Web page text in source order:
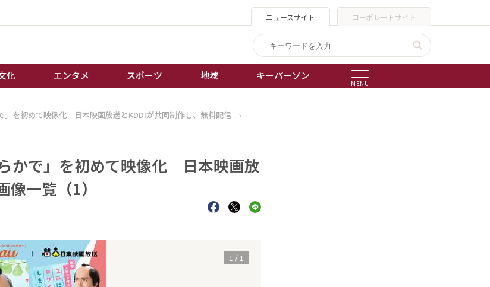
ニュースサイト コーポレートサイト
化 エンタメ スポーツ 地域 キーパーソン
MENU
ネス
誰もが輝いて働く社会へ
競輪
」を初めて映像化 日本映画放送とKDDIが共同制作し、無料配信
›
かで」を初めて映像化 日本映画放
一覧（1）
1 / 1